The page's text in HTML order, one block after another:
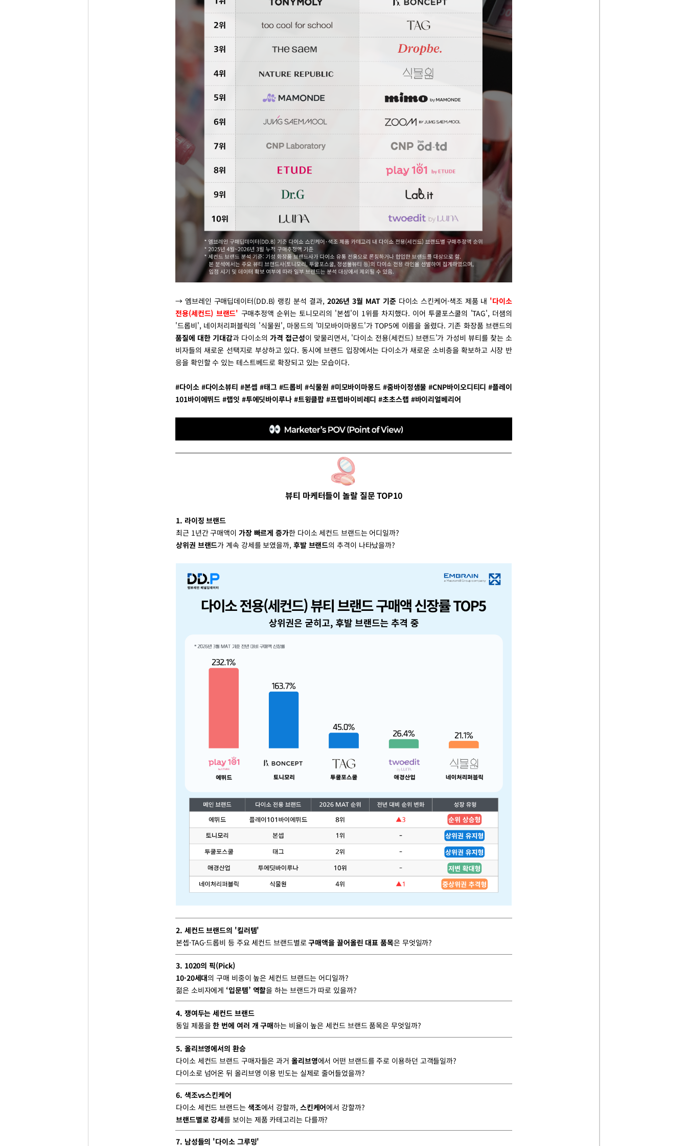
→ 엠브레인 구매딥데이터(DD.B) 랭킹 분석 결과, 2026년 3월 MAT 기준다이소 스킨케어·색조 제품 내 '다이소
전용(세컨드) 브랜드' 구매추정액 순위는 토니모리의 '본셉'이 1위를 차지했다. 이어 투쿨포스쿨의 'TAG', 더샘의
'드롭비', 네이처리퍼블릭의 '식물원', 마몽드의 '미모바이마몽드'가 TOP5에 이름을 올렸다. 기존 화장품 브랜드의
품질에 대한 기대감과 다이소의가격 접근성이 맞물리면서, '다이소 전용(세컨드) 브랜드'가 가성비 뷰티를 찾는 소
비자들의 새로운 선택지로 부상하고 있다. 동시에 브랜드 입장에서는 다이소가 새로운 소비층을 확보하고 시장 반
응을 확인할 수 있는 테스트베드로 확장되고 있는 모습이다.
#다이소 #다이소뷰티 #본셉 #태그 #드롭비 #식물원 #미모바이마몽드 #줌바이정샘물 #CNP바이오디티디 #플레이
101바이에뛰드 #랩잇 #투에딧바이루나 #트윙클팝 #프렙바이비레디 #초초스랩 #바이리얼베리어
뷰티 마케터들이 놀랄 질문 TOP10
1. 라이징 브랜드
최근 1년간 구매액이 가장 빠르게 증가한 다이소 세컨드 브랜드는 어디일까?
상위권 브랜드가 계속 강세를 보였을까, 후발 브랜드의 추격이 나타났을까?
2. 세컨드 브랜드의 '킬러템'
본셉·TAG·드롭비 등 주요 세컨드 브랜드별로구매액을 끌어올린 대표 품목은 무엇일까?
3. 1020의 픽(Pick)
10·20세대의 구매 비중이 높은 세컨드 브랜드는 어디일까?
젊은 소비자에게 ‘입문템’ 역할을 하는 브랜드가 따로 있을까?
4. 쟁여두는 세컨드 브랜드
동일 제품을한 번에 여러 개 구매하는 비율이 높은 세컨드 브랜드 품목은 무엇일까?
5. 올리브영에서의 환승
다이소 세컨드 브랜드 구매자들은 과거 올리브영에서 어떤 브랜드를 주로 이용하던 고객들일까?
다이소로 넘어온 뒤 올리브영 이용 빈도는 실제로 줄어들었을까?
6. 색조vs스킨케어
다이소 세컨드 브랜드는 색조에서 강할까, 스킨케어에서 강할까?
브랜드별로 강세를 보이는 제품 카테고리는 다를까?
7. 남성들의 '다이소 그루밍'